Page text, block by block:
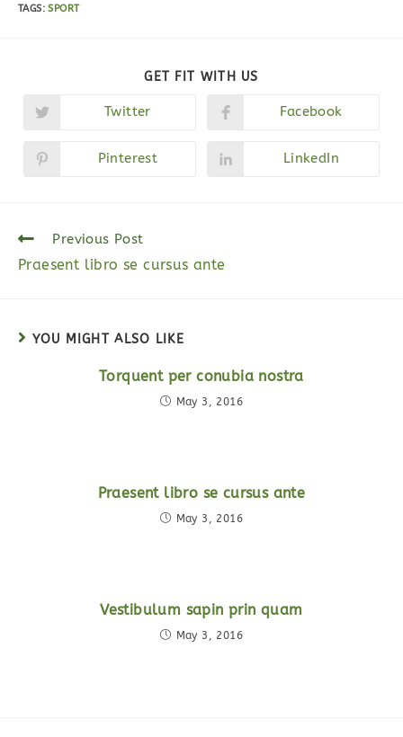
TAGS:SPORT
GET FIT WITH US
Opens
new
window
Twitter
Opens
new
window
Facebook
Opens
Pinterest
Opens
LinkedIn
Read
articles
Previous Post
Praesent libro se cursus ante
YOU MIGHT ALSO LIKE
Torquent per conubia nostra
May 3, 2016
Praesent libro se cursus ante
May 3, 2016
Vestibulum sapin prin quam
May 3, 2016